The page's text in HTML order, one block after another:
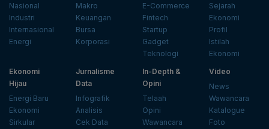
Nasional
Industri
Internasional
Energi
Makro
Keuangan
Bursa
Korporasi
E-Commerce
Fintech
Startup
Gadget
Teknologi
Sejarah
Ekonomi
Profil
Istilah
Ekonomi
Ekonomi
Hijau
Energi Baru
Ekonomi
Sirkular
Jurnalisme
Data
Infografik
Analisis
Cek Data
In-Depth &
Opini
Telaah
Opini
Wawancara
Video
News
Wawancara
Katalogue
Foto